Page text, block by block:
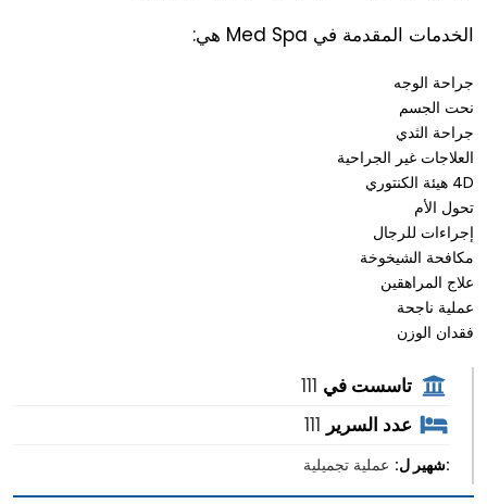
الخدمات المقدمة في Med Spa هي:
جراحة الوجه
نحت الجسم
جراحة الثدي
العلاجات غير الجراحية
4D هيئة الكنتوري
تحول الأم
إجراءات للرجال
مكافحة الشيخوخة
علاج المراهقين
عملية ناجحة
فقدان الوزن
تاسست في 111
عدد السرير 111
:شهير ل: عملية تجميلية